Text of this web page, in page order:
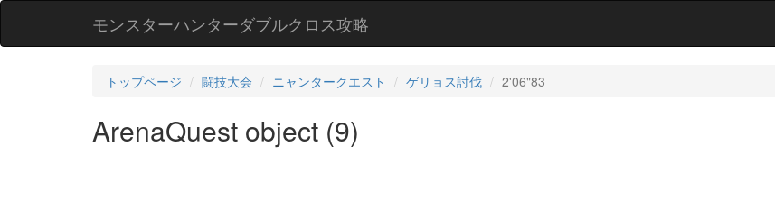
モンスターハンターダブルクロス攻略
トップページ 闘技大会 ニャンタークエスト ゲリョス討伐 2'06"83
ArenaQuest object (9)